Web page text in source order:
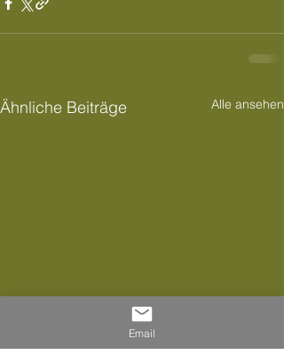
Ähnliche Beiträge Alle ansehen
Email